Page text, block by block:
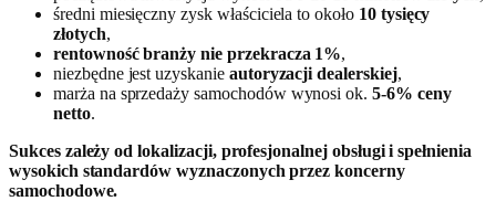
średni miesięczny zysk właściciela to około 10 tysięcy
złotych,
rentowność branży nie przekracza 1%,
niezbędne jest uzyskanie autoryzacji dealerskiej,
marża na sprzedaży samochodów wynosi ok.5-6% ceny
netto.
Sukces zależy od lokalizacji, profesjonalnej obsługi i spełnienia
wysokich standardów wyznaczonych przez koncerny
samochodowe.